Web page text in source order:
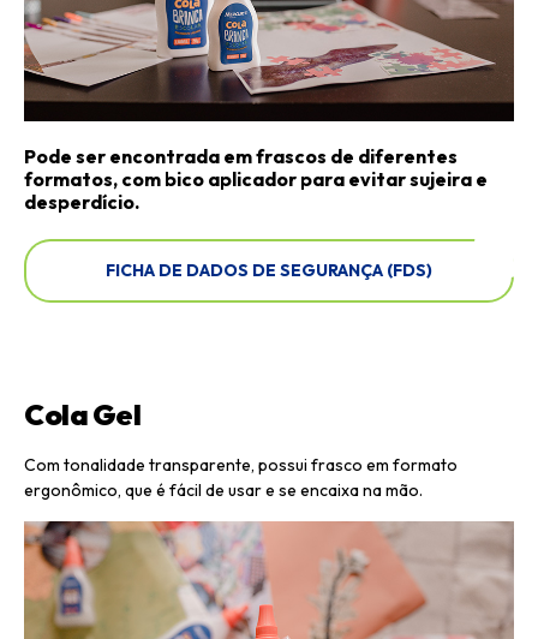
Pode ser encontrada em frascos de diferentes
formatos, com bico aplicador para evitar sujeira e
desperdício.
FICHA DE DADOS DE SEGURANÇA (FDS)
Cola Gel
Com tonalidade transparente, possui frasco em formato
ergonômico, que é fácil de usar e se encaixa na mão.